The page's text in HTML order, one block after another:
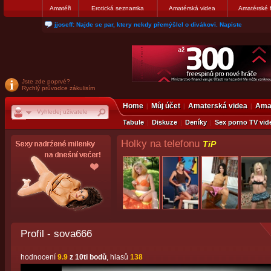
Amatéři Erotická seznamka Amatérská videa Amatérské
jjoseff: Najde se par, ktery nekdy přemýšlel o divákovi. Napiste
Jste zde poprvé?
Rychlý průvodce zákulisím
Home Můj účet Amaterská videa
Tabule Diskuze Deníky Sex porno TV
Holky na telefonu TiP
Profil - sova666
hodnocení 9.9z 10ti bodů, hlasů 138